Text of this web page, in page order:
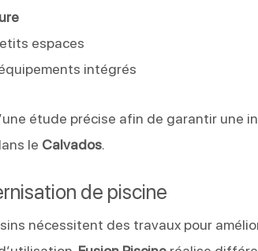
espaces
intégrés
étude précise afin de garantir une
le Calvados.
de piscine
nécessitent des travaux pour